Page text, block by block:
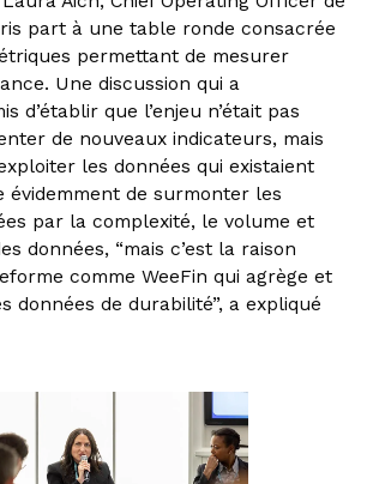
part à une table ronde consacrée
permettant de mesurer
Une discussion qui a
d’établir que l’enjeu n’était pas
de nouveaux indicateurs, mais
les données qui existaient
évidemment de surmonter les
par la complexité, le volume et
données, “mais c’est la raison
comme WeeFin qui agrège et
données de durabilité”, a expliqué